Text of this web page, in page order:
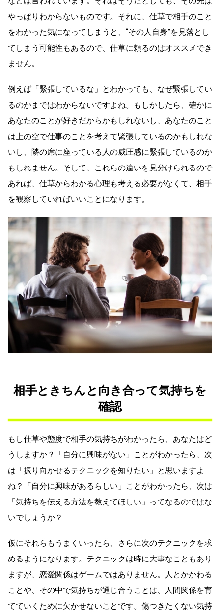
やっぱりわからないものです。それに、仕草で相手のこと
をわかった気になってしまうと、“その人自身”を見落とし
てしまう可能性もあるので、仕草に頼るのはオススメでき
ません。
例えば「緊張しているな」とわかっても、なぜ緊張してい
るのかまではわからないですよね。もしかしたら、確かに
あなたのことが好きだからかもしれないし、あなたのこと
は上の空で仕事のことを考えて緊張しているのかもしれな
いし、隣の席に座っている人の威圧感に緊張しているのか
もしれません。そして、これらの違いを見分けられるので
あれば、仕草からわかる心理も考える必要がなくて、相手
を観察していればいいことになります。
相手ときちんと向き合って気持ちを
確認
もし仕草や態度で相手の気持ちがわかったら、あなたはど
うしますか？「自分に興味がない」ことがわかったら、次
は「振り向かせるテクニックを知りたい」と思いますよ
ね？「自分に興味があるらしい」ことがわかったら、次は
「気持ちを伝える方法を教えてほしい」ってなるのではな
いでしょうか？
仮にそれらもうまくいったら、さらに次のテクニックを求
めるようになります。テクニックは時に大事なこともあり
ますが、恋愛関係はゲームではありません。人とかかわる
ことや、その中で気持ちが通じ合うことは、人間関係を育
てていくために欠かせないことです。傷つきたくない気持